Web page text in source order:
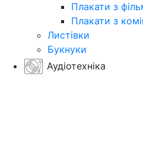
Плакати з
Плакати з
Листівки
Букнуки
Аудіотехніка